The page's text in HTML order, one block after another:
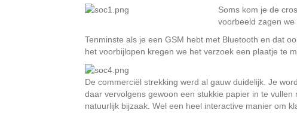
Soms kom je de
voorbeeld zagen
Tenminste als je een GSM hebt met Bluetooth en dat
het voorbijlopen kregen we het verzoek een plaatje te
De commerciël strekking werd al gauw duidelijk. Je
daar vervolgens gewoon een stukkie papier in te vullen
natuurlijk bijzaak. Wel een heel interactive manier om